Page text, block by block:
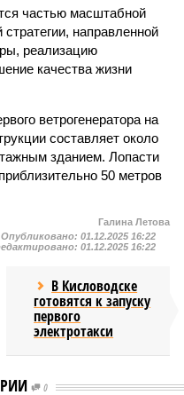
частью масштабной
стратегии, направленной
реализацию
качества жизни
ветрогенератора на
составляет около
зданием. Лопасти
50 метров
Галина Летова
Опубликовано: 01.12.2025 16:22
01.12.2025 16:22
В Кисловодске
готовятся к запуску
первого
электротакси
0